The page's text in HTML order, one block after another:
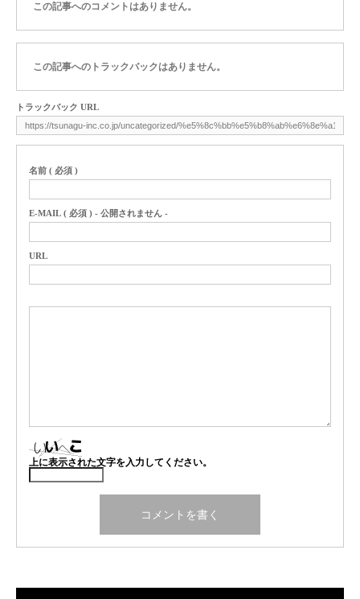
この記事へのコメントはありません。
この記事へのトラックバックはありません。
トラックバック URL
名前 ( 必須 )
E-MAIL ( 必須 ) - 公開されません -
URL
上に表示された文字を入力してください。